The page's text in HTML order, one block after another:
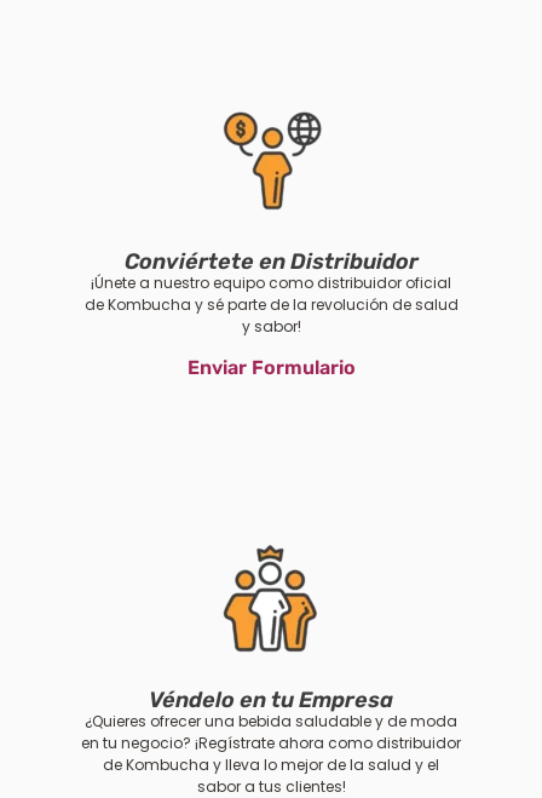
Conviértete en Distribuidor
¡Únete a nuestro equipo como distribuidor oficial
de Kombucha y sé parte de la revolución de salud
y sabor!
Enviar Formulario
Véndelo en tu Empresa
¿Quieres ofrecer una bebida saludable y de moda
en tu negocio? ¡Regístrate ahora como distribuidor
de Kombucha y lleva lo mejor de la salud y el
sabor a tus clientes!